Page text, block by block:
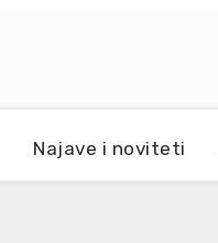
Najave i noviteti